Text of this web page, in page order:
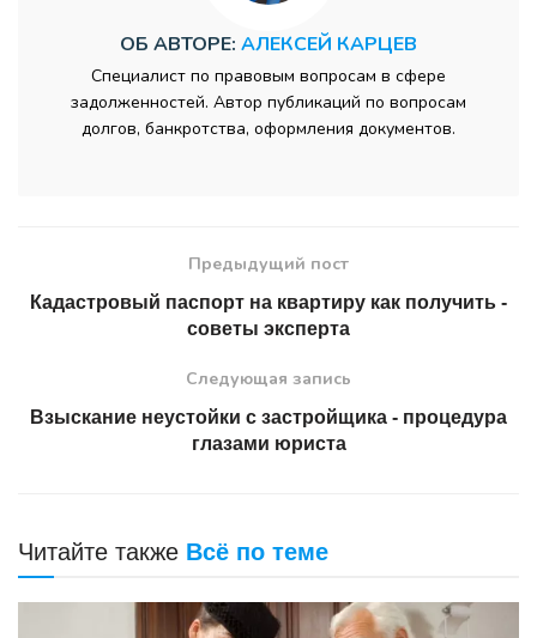
ОБ АВТОРЕ: АЛЕКСЕЙ КАРЦЕВ
Специалист по правовым вопросам в сфере
задолженностей. Автор публикаций по вопросам
долгов, банкротства, оформления документов.
Предыдущий пост
Кадастровый паспорт на квартиру как получить -
советы эксперта
Следующая запись
Взыскание неустойки с застройщика - процедура
глазами юриста
Читайте также Всё по теме